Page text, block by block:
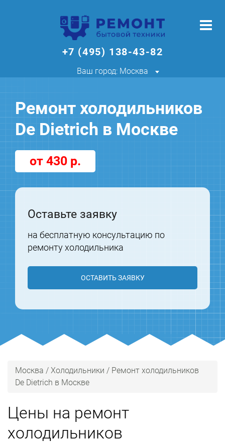
+7 (495) 138-43-82
Ваш город: Москва
Ремонт холодильников
De Dietrich в Москве
от 430 р.
Оставьте заявку
на бесплатную консультацию по
ремонту холодильника
ОСТАВИТЬ ЗАЯВКУ
Москва / Холодильники / Ремонт холодильников
De Dietrich в Москве
Цены на ремонт
холодильников